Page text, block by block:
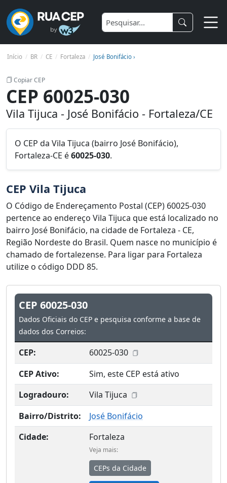
Início BR CE Fortaleza José Bonifácio ›
Copiar CEP
CEP 60025-030
Vila Tijuca - José Bonifácio - Fortaleza/CE
O CEP da Vila Tijuca (bairro José Bonifácio),
Fortaleza-CE é60025-030.
CEP Vila Tijuca
O Código de Endereçamento Postal (CEP) 60025-030
pertence ao endereço Vila Tijuca que está localizado no
bairro José Bonifácio, na cidade de Fortaleza - CE,
Região Nordeste do Brasil. Quem nasce no município é
chamado de fortalezense. Para ligar para Fortaleza
utilize o código DDD 85.
CEP 60025-030
Dados Oficiais do CEP e pesquisa conforme a base de
dados dos Correios:
CEP:
60025-030
CEP Ativo:
Sim, este CEP está ativo
Logradouro:
Vila Tijuca
Bairro/Distrito:
José Bonifácio
Cidade:
Fortaleza
Veja mais:
CEPs da Cidade